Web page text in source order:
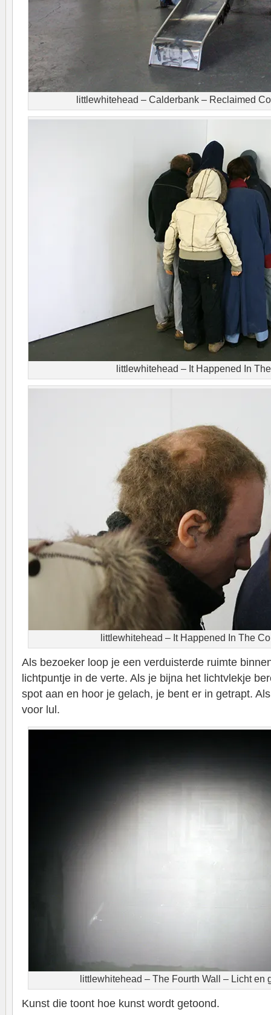
littlewhitehead – Calderbank – Reclaimed
littlewhitehead – It Happened In
littlewhitehead – It Happened In The
Als bezoeker loop je een verduisterde ruimte
lichtpuntje in de verte. Als je bijna het lichtvlekje
spot aan en hoor je gelach, je bent er in getrapt.
voor lul.
littlewhitehead – The Fourth Wall – Licht en
Kunst die toont hoe kunst wordt getoond.